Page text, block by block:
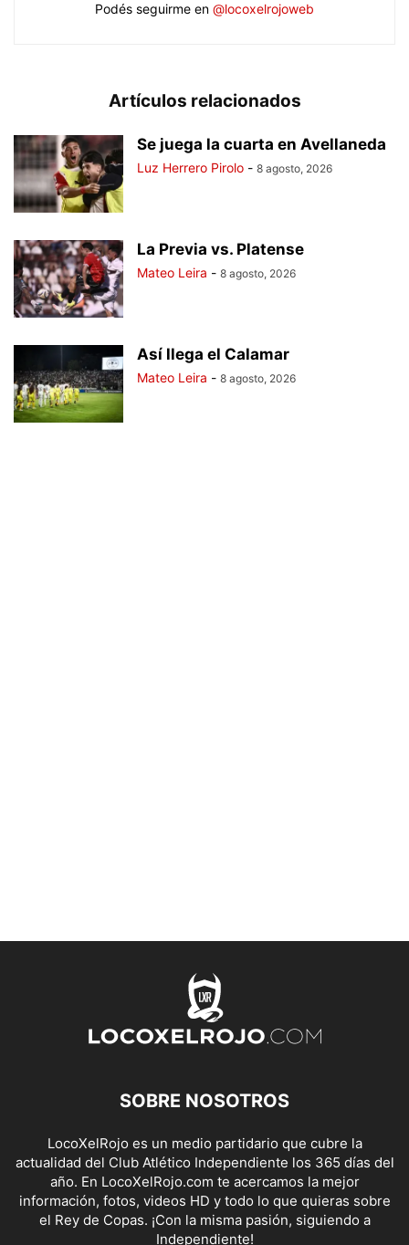
Podés seguirme en @locoxelrojoweb
Artículos relacionados
Se juega la cuarta en Avellaneda
Luz Herrero Pirolo - 8 agosto, 2026
La Previa vs. Platense
Mateo Leira - 8 agosto, 2026
Así llega el Calamar
Mateo Leira - 8 agosto, 2026
SOBRE NOSOTROS
LocoXelRojo es un medio partidario que cubre la
actualidad del Club Atlético Independiente los 365 días del
año. En LocoXelRojo.com te acercamos la mejor
información, fotos, videos HD y todo lo que quieras sobre
el Rey de Copas. ¡Con la misma pasión, siguiendo a
Independiente!